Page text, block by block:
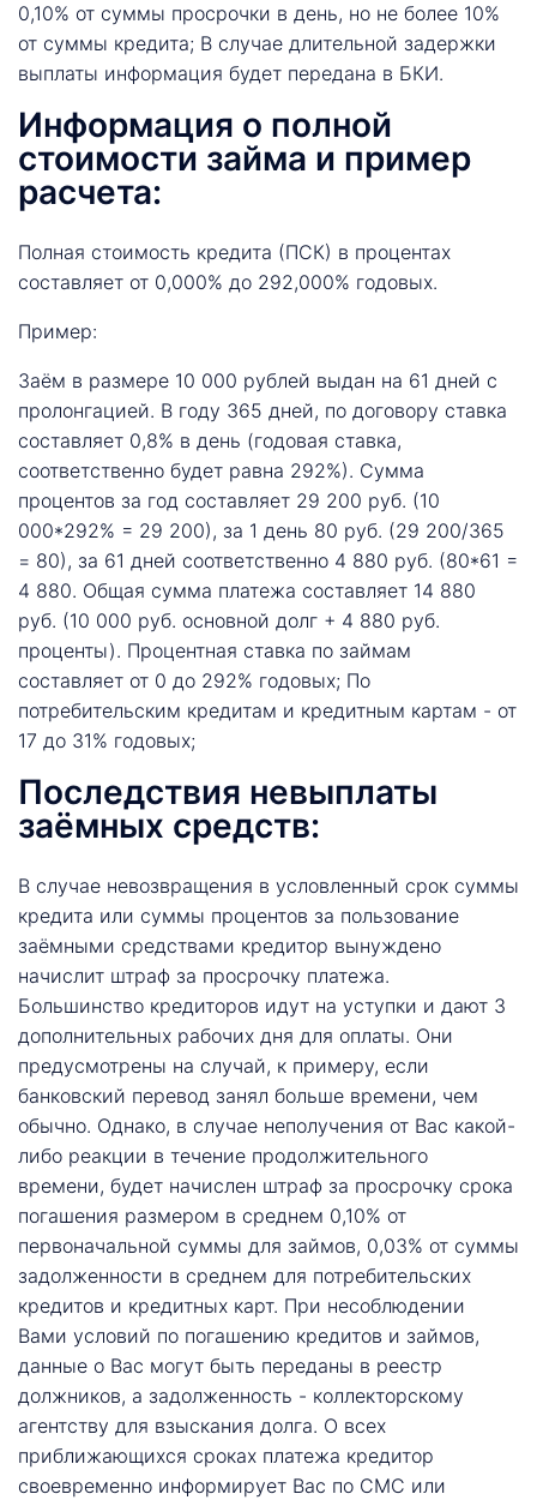
0,10% от суммы просрочки в день, но не более 10%
от суммы кредита; В случае длительной задержки
выплаты информация будет передана в БКИ.
Информация о полной
стоимости займа и пример
расчета:
Полная стоимость кредита (ПСК) в процентах
составляет от 0,000% до 292,000% годовых.
Пример:
Заём в размере 10 000 рублей выдан на 61 дней с
пролонгацией. В году 365 дней, по договору ставка
составляет 0,8% в день (годовая ставка,
соответственно будет равна 292%). Сумма
процентов за год составляет 29 200 руб. (10
000*292% = 29 200), за 1 день 80 руб. (29 200/365
= 80), за 61 дней соответственно 4 880 руб. (80*61 =
4 880. Общая сумма платежа составляет 14 880
руб. (10 000 руб. основной долг + 4 880 руб.
проценты). Процентная ставка по займам
составляет от 0 до 292% годовых; По
потребительским кредитам и кредитным картам - от
17 до 31% годовых;
Последствия невыплаты
заёмных средств:
В случае невозвращения в условленный срок суммы
кредита или суммы процентов за пользование
заёмными средствами кредитор вынуждено
начислит штраф за просрочку платежа.
Большинство кредиторов идут на уступки и дают 3
дополнительных рабочих дня для оплаты. Они
предусмотрены на случай, к примеру, если
банковский перевод занял больше времени, чем
обычно. Однако, в случае неполучения от Вас какой-
либо реакции в течение продолжительного
времени, будет начислен штраф за просрочку срока
погашения размером в среднем 0,10% от
первоначальной суммы для займов, 0,03% от суммы
задолженности в среднем для потребительских
кредитов и кредитных карт. При несоблюдении
Вами условий по погашению кредитов и займов,
данные о Вас могут быть переданы в реестр
должников, а задолженность - коллекторскому
агентству для взыскания долга. О всех
приближающихся сроках платежа кредитор
своевременно информирует Вас по СМС или